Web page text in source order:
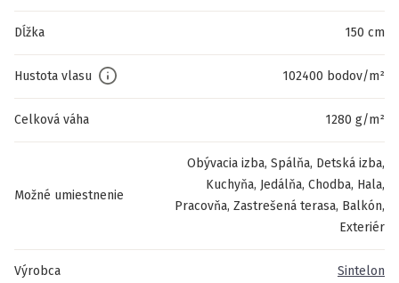
Dĺžka 150 cm
Hustota vlasu 102400 bodov/m²
Celková váha 1280 g/m²
Možné umiestnenie
Obývacia izba, Spálňa, Detská izba,
Kuchyňa, Jedálňa, Chodba, Hala,
Pracovňa, Zastrešená terasa, Balkón,
Exteriér
Výrobca Sintelon